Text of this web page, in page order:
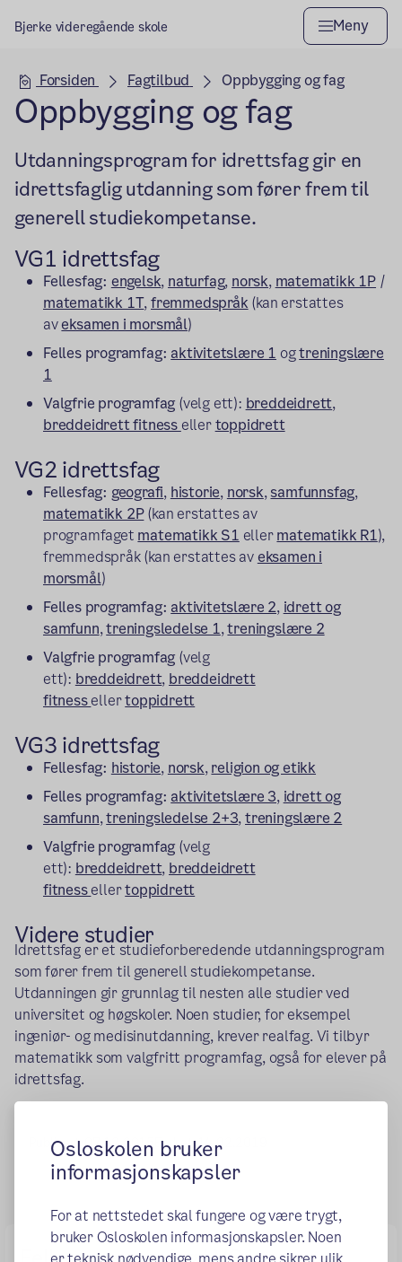
Osloskolen bruker
informasjonskapsler
For at nettstedet skal fungere og være trygt,
bruker Osloskolen informasjonskapsler. Noen
Bjerke videregående skole Meny
Hovedseksjon
Forsiden Fagtilbud Oppbygging og fag
Oppbygging og fag
Utdanningsprogram for idrettsfag gir en
idrettsfaglig utdanning som fører frem til
generell studiekompetanse.
VG1 idrettsfag
Fellesfag: engelsk, naturfag, norsk, matematikk 1P /
matematikk 1T,fremmedspråk (kan erstattes
aveksamen i morsmål)
Felles programfag: aktivitetslære 1 ogtreningslære
1
Valgfrie programfag (velg ett): breddeidrett,
breddeidrett fitnessellertoppidrett
VG2 idrettsfag
Fellesfag: geografi, historie, norsk,samfunnsfag,
matematikk 2P(kan erstattes av
programfaget matematikk S1 ellermatematikk R1),
fremmedspråk (kan erstattes aveksamen i
morsmål)
Felles programfag: aktivitetslære 2, idrett og
samfunn,treningsledelse 1,treningslære 2
Valgfrie programfag (velg
ett): breddeidrett, breddeidrett
fitnessellertoppidrett
VG3 idrettsfag
Fellesfag: historie, norsk,religion og etikk
Felles programfag: aktivitetslære 3, idrett og
samfunn,treningsledelse 2+3,treningslære 2
Valgfrie programfag (velg
ett): breddeidrett, breddeidrett
fitnessellertoppidrett
Videre studier
Idrettsfag er et studieforberedende utdanningsprogram
som fører frem til generell studiekompetanse.
Utdanningen gir grunnlag til nesten alle studier ved
universitet og høgskoler. Noen studier, for eksempel
ingeniør- og medisinutdanning, krever realfag. Vi tilbyr
matematikk som valgfritt programfag, også for elever på
idrettsfag.
Publisert:07.12.2015 Endret:14.02.2019